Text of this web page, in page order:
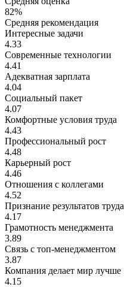
82%
Средняя рекомендация
Интересные задачи
4.33
Современные технологии
4.41
Адекватная зарплата
4.04
Социальный пакет
4.07
Комфортные условия труда
4.43
Профессиональный рост
4.48
Карьерный рост
4.46
Отношения с коллегами
4.52
Признание результатов труда
4.17
Грамотность менеджмента
3.89
Связь с топ-менеджментом
3.87
Компания делает мир лучше
4.15